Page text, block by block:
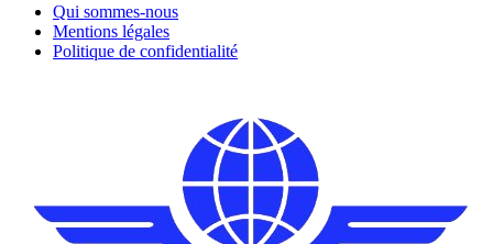
Qui sommes-nous
Mentions légales
Politique de confidentialité